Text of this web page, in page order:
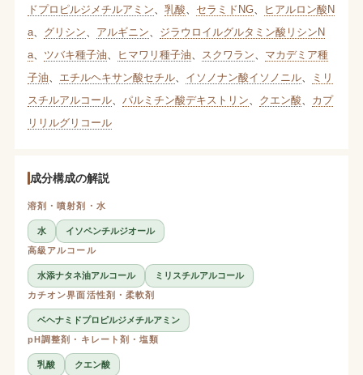
ドプロピルジメチルアミン
乳酸 セラミドNG、
ヒアルロン酸N
a、 グリシン アルギニン
ジラウロイルグルタミン酸リシンN
a、 ツバキ種子油 ヒマワリ種子油 スクワラン
マカデミア種
子油
エチルヘキサン酸セチル、 イソノナン酸イソノニル、
ミリ
スチルアルコール、 パルミチン酸デキストリン クエン酸
カプ
リリルグリコール
成分構成の解説
溶剤・噴射剤・水
水
イソペンチルジオール
高級アルコール
水添ナタネ油アルコール
ミリスチルアルコール
カチオン界面活性剤・柔軟剤
ベヘナミドプロピルジメチルアミン
pH調整剤・キレート剤・塩類
乳酸
クエン酸